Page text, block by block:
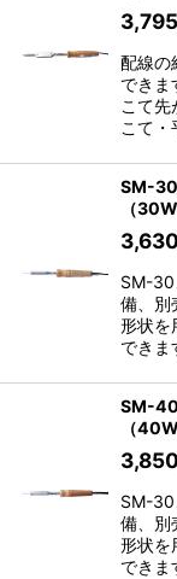
3,795
配線の
できま
こて
こて
SM-
（30W
3,630
SM-30
備、別
形状を
でき
SM-
（40W
3,850
SM-30
備、別
形状を
でき